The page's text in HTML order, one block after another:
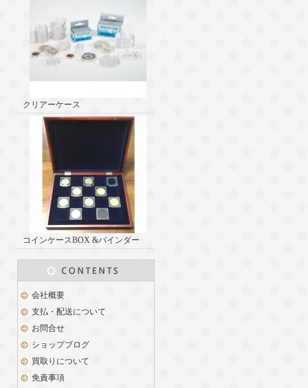
クリアーケース
コインケースBOX &バインダー
会社概要
支払・配送について
お問合せ
ショップブログ
買取りについて
免責事項